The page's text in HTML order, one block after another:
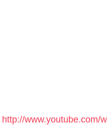
http://www.youtube.com/